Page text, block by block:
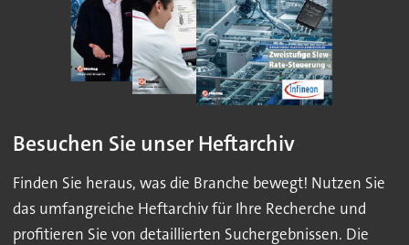
Besuchen Sie unser Heftarchiv
Finden Sie heraus, was die Branche bewegt! Nutzen Sie
das umfangreiche Heftarchiv für Ihre Recherche und
profitieren Sie von detaillierten Suchergebnissen. Die